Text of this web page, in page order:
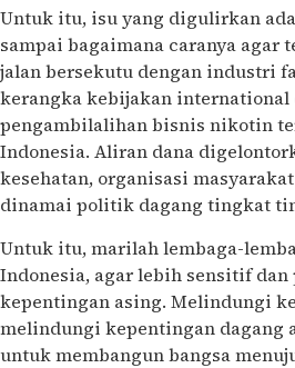
Untuk itu, isu yang digulirkan
sampai bagaimana caranya agar
jalan bersekutu dengan industri
kerangka kebijakan international
pengambilalihan bisnis nikotin
Indonesia. Aliran dana
kesehatan, organisasi
dinamai politik dagang tingkat
Untuk itu, marilah lembaga-
Indonesia, agar lebih sensitif
kepentingan asing. Melindungi
melindungi kepentingan dagang
untuk membangun bangsa